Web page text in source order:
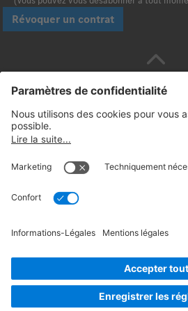
Révoquer un contrat
Payez en toute
© 2026. Daimler Truck AG.
Informations Légales
légales